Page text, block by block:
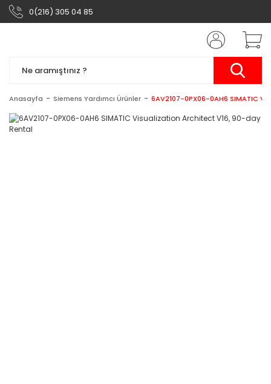
0(216) 305 04 85
Anasayfa Siemens Yardımcı Ürünler 6AV2107-0PX06-0AH6 SIMATIC